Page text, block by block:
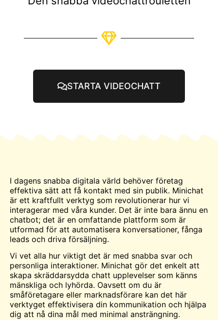
STARTA VIDEOCHATT
I dagens snabba digitala värld behöver företag
effektiva sätt att få kontakt med sin publik. Minichat
är ett kraftfullt verktyg som revolutionerar hur vi
interagerar med våra kunder. Det är inte bara ännu en
chatbot; det är en omfattande plattform som är
utformad för att automatisera konversationer, fånga
leads och driva försäljning.
Vi vet alla hur viktigt det är med snabba svar och
personliga interaktioner. Minichat gör det enkelt att
skapa skräddarsydda chatt upplevelser som känns
mänskliga och lyhörda. Oavsett om du är
småföretagare eller marknadsförare kan det här
verktyget effektivisera din kommunikation och hjälpa
dig att nå dina mål med minimal ansträngning.